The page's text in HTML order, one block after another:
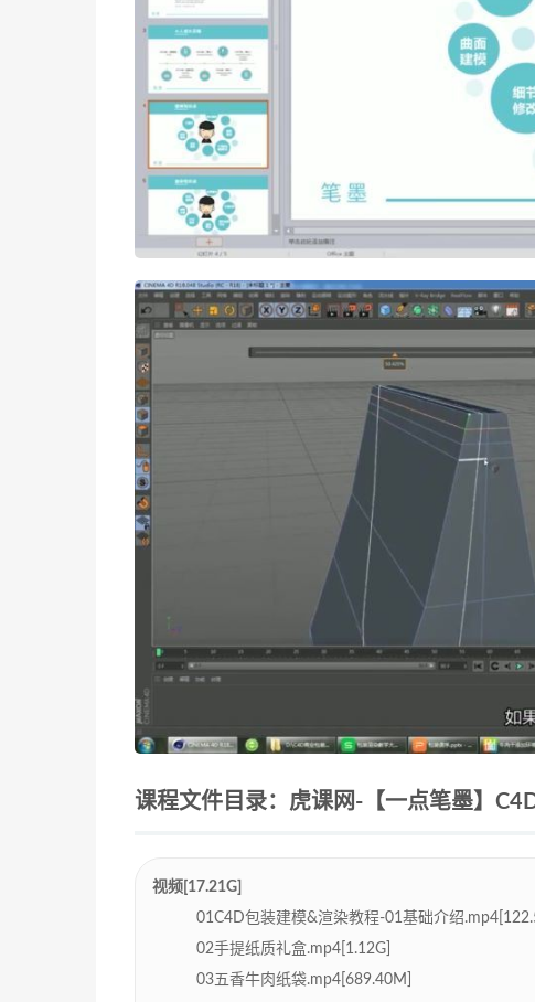
课程文件目录：虎课网-【一点笔墨】
视频[17.21G]
01C4D包装建模&渲染教程-01基础介绍
02手提纸质礼盒.mp4[1.12G]
03五香牛肉纸袋.mp4[689.40M]